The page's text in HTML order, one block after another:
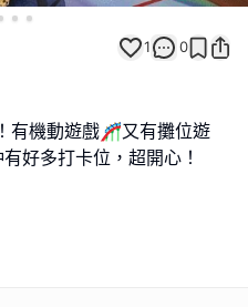
1 0
有機動遊戲🎢又有攤位遊